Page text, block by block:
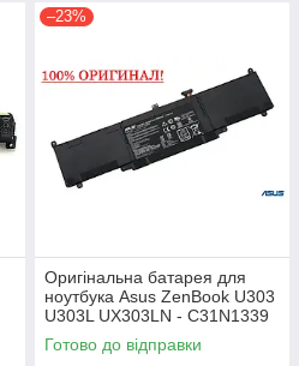
–23%
Оригінальна батарея для
ноутбука Asus ZenBook U303
U303L UX303LN - C31N1339
(+11.31 V 50Wh) АКБ
Готово до відправки